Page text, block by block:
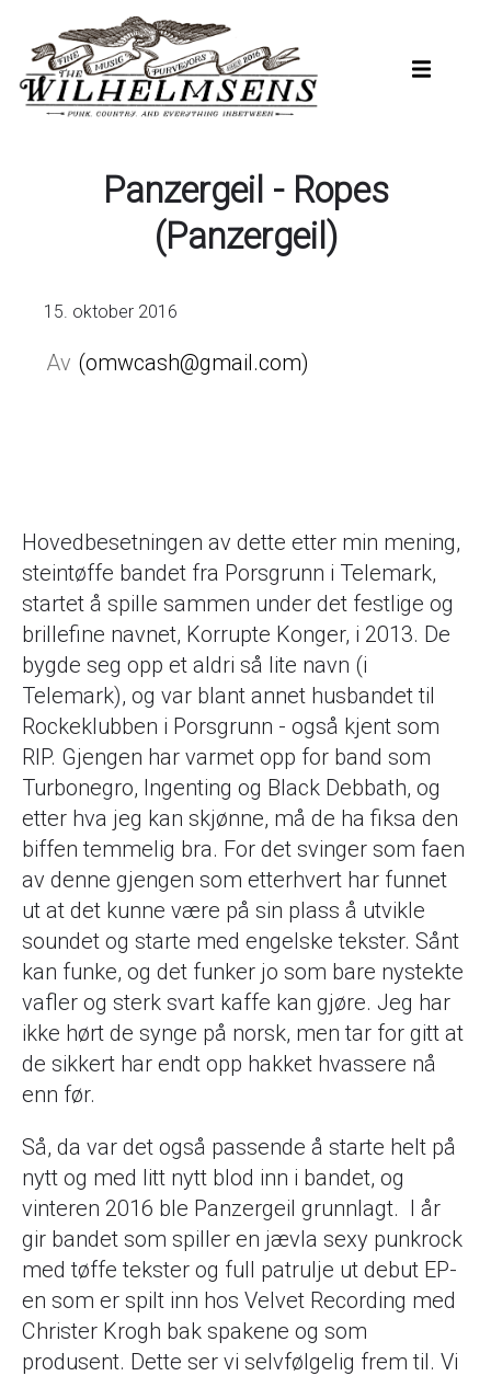
hovedinnhold
Panzergeil - Ropes
(Panzergeil)
15. oktober 2016
omwcash@gmail.com
Hovedbesetningen av dette etter min mening,
steintøffe bandet fra Porsgrunn i Telemark,
startet å spille sammen under det festlige og
brillefine navnet, Korrupte Konger, i 2013. De
bygde seg opp et aldri så lite navn (i
Telemark), og var blant annet husbandet til
Rockeklubben i Porsgrunn - også kjent som
RIP. Gjengen har varmet opp for band som
Turbonegro, Ingenting og Black Debbath, og
etter hva jeg kan skjønne, må de ha fiksa den
biffen temmelig bra. For det svinger som faen
av denne gjengen som etterhvert har funnet
ut at det kunne være på sin plass å utvikle
soundet og starte med engelske tekster. Sånt
kan funke, og det funker jo som bare nystekte
vafler og sterk svart kaffe kan gjøre. Jeg har
ikke hørt de synge på norsk, men tar for gitt at
de sikkert har endt opp hakket hvassere nå
enn før.
Så, da var det også passende å starte helt på
nytt og med litt nytt blod inn i bandet, og
vinteren 2016 ble Panzergeil grunnlagt. I år
gir bandet som spiller en jævla sexy punkrock
med tøffe tekster og full patrulje ut debut EP-
en som er spilt inn hos Velvet Recording med
Christer Krogh bak spakene og som
produsent. Dette ser vi selvfølgelig frem til. Vi